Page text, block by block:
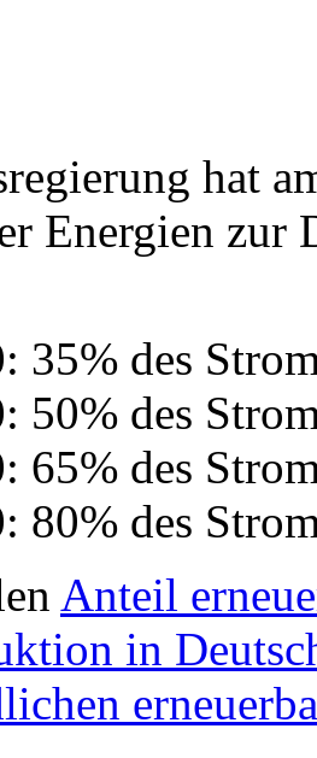
hat
Energien zur
35% des
50% des
65% des
80% des
Anteil
in